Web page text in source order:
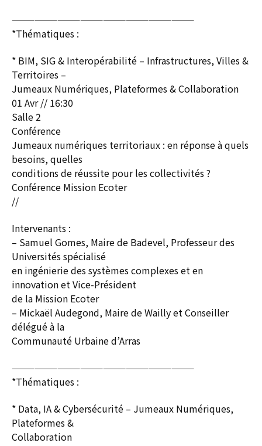
————————————————————————
*Thématiques :
* BIM, SIG & Interopérabilité – Infrastructures, Villes &
Territoires –
Jumeaux Numériques, Plateformes & Collaboration
01 Avr // 16:30
Salle 2
Conférence
Jumeaux numériques territoriaux : en réponse à quels
besoins, quelles
conditions de réussite pour les collectivités ?
Conférence Mission Ecoter
//
Intervenants :
– Samuel Gomes, Maire de Badevel, Professeur des
Universités spécialisé
en ingénierie des systèmes complexes et en
innovation et Vice-Président
de la Mission Ecoter
– Mickaël Audegond, Maire de Wailly et Conseiller
délégué à la
Communauté Urbaine d’Arras
————————————————————————
*Thématiques :
* Data, IA & Cybersécurité – Jumeaux Numériques,
Plateformes &
Collaboration